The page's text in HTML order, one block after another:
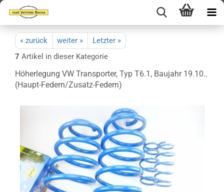
« zurück weiter »
Letzter »
7 Artikel in dieser Kategorie
Höherlegung VW Transporter, Typ T6.1, Baujahr 19.10..
(Haupt-Federn/Zusatz-Federn)